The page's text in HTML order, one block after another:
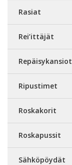
Rasiat
Rei’ittäjät
Repäisykansiot
Ripustimet
Roskakorit
Roskapussit
Sähköpöydät